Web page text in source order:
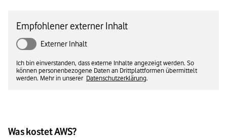
Empfohlener externer Inhalt
Externer Inhalt
Ich bin einverstanden, dass externe Inhalte angezeigt werden. So
können personenbezogene Daten an Drittplattformen übermittelt
werden. Mehr in unserer Datenschutzerklärung.
Was kostet AWS?